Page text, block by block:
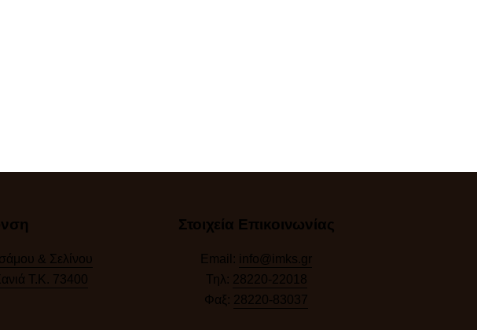
& Σελίνου
Τ.Κ. 73400
Στοιχεία Επικοινωνίας
Email: info@imks.gr
Τηλ: 28220-22018
Φαξ: 28220-83037